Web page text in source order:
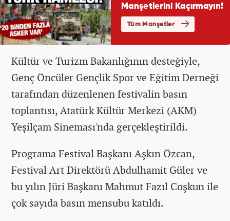
Kültür ve Turizm Bakanlığının desteğiyle,
Genç Öncüler Gençlik Spor ve Eğitim Derneği
tarafından düzenlenen festivalin basın
toplantısı, Atatürk Kültür Merkezi (AKM)
Yeşilçam Sineması'nda gerçekleştirildi.
Programa Festival Başkanı Aşkın Özcan,
Festival Art Direktörü Abdulhamit Güler ve
bu yılın Jüri Başkanı Mahmut Fazıl Coşkun ile
çok sayıda basın mensubu katıldı.